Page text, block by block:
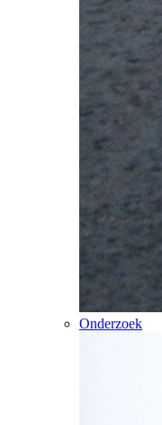
Onderzoek